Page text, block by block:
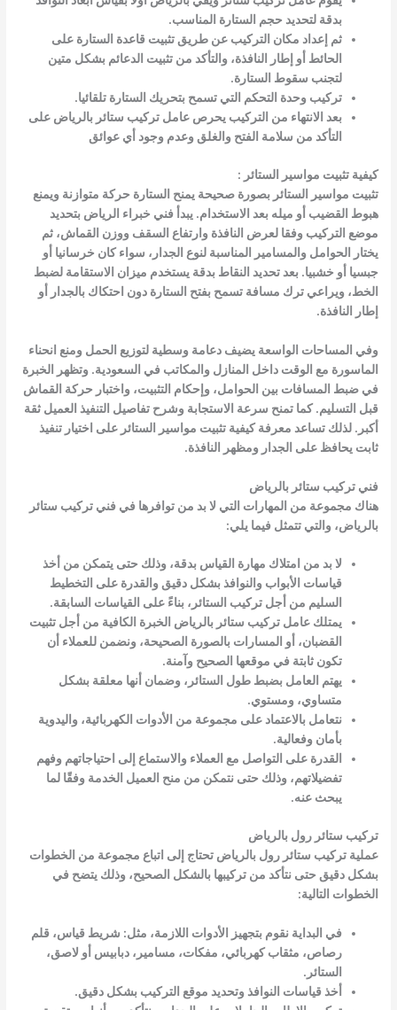
بدقة لتحديد حجم الستارة المناسب.
ثم إعداد مكان التركيب عن طريق تثبيت قاعدة الستارة على
الحائط أو إطار النافذة، والتأكد من تثبيت الدعائم بشكل متين
لتجنب سقوط الستارة.
تركيب وحدة التحكم التي تسمح بتحريك الستارة تلقائيا.
بعد الانتهاء من التركيب يحرص عامل تركيب ستائر بالرياض على
التأكد من سلامة الفتح والغلق وعدم وجود أي عوائق
كيفية تثبيت مواسير الستائر :
تثبيت مواسير الستائر بصورة صحيحة يمنح الستارة حركة متوازنة ويمنع
هبوط القضيب أو ميله بعد الاستخدام. يبدأ فني خبراء الرياض بتحديد
موضع التركيب وفقا لعرض النافذة وارتفاع السقف ووزن القماش، ثم
يختار الحوامل والمسامير المناسبة لنوع الجدار، سواء كان خرسانيا أو
جبسيا أو خشبيا. بعد تحديد النقاط بدقة يستخدم ميزان الاستقامة لضبط
الخط، ويراعي ترك مسافة تسمح بفتح الستارة دون احتكاك بالجدار أو
إطار النافذة.
وفي المساحات الواسعة يضيف دعامة وسطية لتوزيع الحمل ومنع انحناء
الماسورة مع الوقت داخل المنازل والمكاتب في السعودية. وتظهر الخبرة
في ضبط المسافات بين الحوامل، وإحكام التثبيت، واختبار حركة القماش
قبل التسليم. كما تمنح سرعة الاستجابة وشرح تفاصيل التنفيذ العميل ثقة
أكبر. لذلك تساعد معرفة كيفية تثبيت مواسير الستائر على اختيار تنفيذ
ثابت يحافظ على الجدار ومظهر النافذة.
فني تركيب ستائر بالرياض
هناك مجموعة من المهارات التي لا بد من توافرها في فني تركيب ستائر
بالرياض، والتي تتمثل فيما يلي:
لا بد من امتلاك مهارة القياس بدقة، وذلك حتى يتمكن من أخذ
قياسات الأبواب والنوافذ بشكل دقيق والقدرة على التخطيط
السليم من أجل تركيب الستائر، بناءً على القياسات السابقة.
يمتلك عامل تركيب ستائر بالرياض الخبرة الكافية من أجل تثبيت
القضبان، أو المسارات بالصورة الصحيحة، ونضمن للعملاء أن
تكون ثابتة في موقعها الصحيح وآمنة.
يهتم العامل بضبط طول الستائر، وضمان أنها معلقة بشكل
متساوي، ومستوي.
نتعامل بالاعتماد على مجموعة من الأدوات الكهربائية، واليدوية
بأمان وفعالية.
القدرة على التواصل مع العملاء والاستماع إلى احتياجاتهم وفهم
تفضيلاتهم، وذلك حتى نتمكن من منح العميل الخدمة وفقًا لما
يبحث عنه.
تركيب ستائر رول بالرياض
عملية تركيب ستائر رول بالرياض تحتاج إلى اتباع مجموعة من الخطوات
بشكل دقيق حتى نتأكد من تركيبها بالشكل الصحيح، وذلك يتضح في
الخطوات التالية:
في البداية نقوم بتجهيز الأدوات اللازمة، مثل: شريط قياس، قلم
رصاص، مثقاب كهربائي، مفكات، مسامير، دبابيس أو لاصق،
الستائر.
أخذ قياسات النوافذ وتحديد موقع التركيب بشكل دقيق.